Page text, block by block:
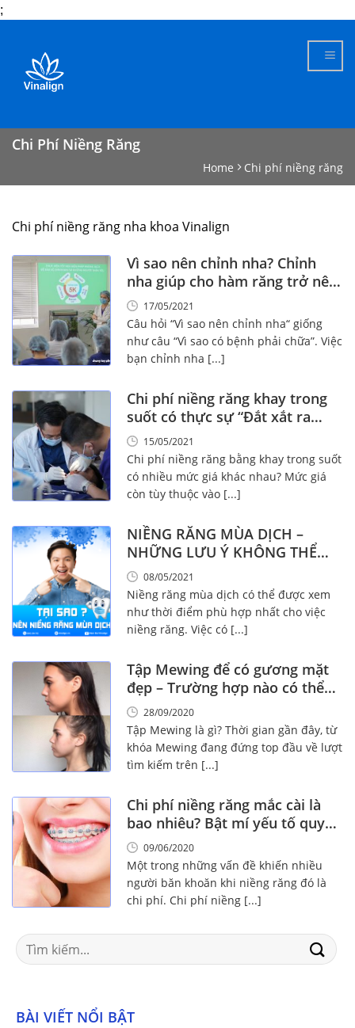
;
content
Chi Phí Niềng Răng
Home Chi phí niềng răng
Chi phí niềng răng nha khoa Vinalign
Vì sao nên chỉnh nha? Chỉnh
nha giúp cho hàm răng trở nên
đẹp cỡ nào?
17/05/2021
Câu hỏi “Vì sao nên chỉnh nha“ giống
như câu “Vì sao có bệnh phải chữa”. Việc
bạn chỉnh nha [...]
Chi phí niềng răng khay trong
suốt có thực sự “Đắt xắt ra
miếng” không?
15/05/2021
Chi phí niềng răng bằng khay trong suốt
có nhiều mức giá khác nhau? Mức giá
còn tùy thuộc vào [...]
NIỀNG RĂNG MÙA DỊCH –
NHỮNG LƯU Ý KHÔNG THỂ
KHÔNG BIẾT!
08/05/2021
Niềng răng mùa dịch có thể được xem
như thời điểm phù hợp nhất cho việc
niềng răng. Việc có [...]
Tập Mewing để có gương mặt
đẹp – Trường hợp nào có thể
tập Mewing?
28/09/2020
Tập Mewing là gì? Thời gian gần đây, từ
khóa Mewing đang đứng top đầu về lượt
tìm kiếm trên [...]
Chi phí niềng răng mắc cài là
bao nhiêu? Bật mí yếu tố quyết
định đến chi phí
09/06/2020
Một trong những vấn đề khiến nhiều
người băn khoăn khi niềng răng đó là
chi phí. Chi phí niềng [...]
Search
for:
BÀI VIẾT NỔI BẬT